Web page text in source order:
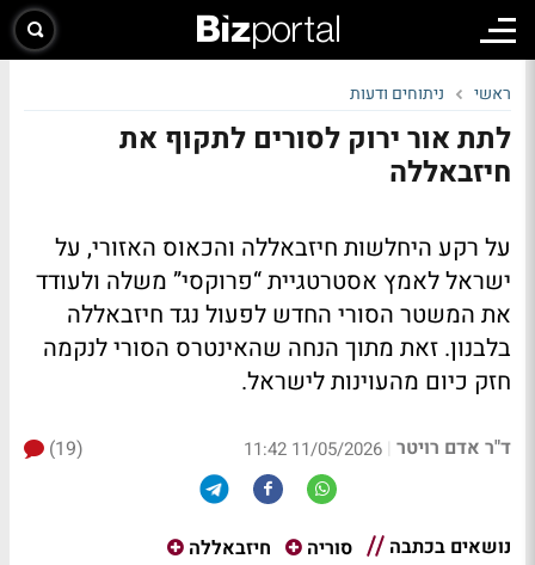
ראשי ניתוחים ודעות
לתת אור ירוק לסורים לתקוף את
חיזבאללה
על רקע היחלשות חיזבאללה והכאוס האזורי, על
ישראל לאמץ אסטרטגיית “פרוקסי” משלה ולעודד
את המשטר הסורי החדש לפעול נגד חיזבאללה
בלבנון. זאת מתוך הנחה שהאינטרס הסורי לנקמה
חזק כיום מהעוינות לישראל.
ד"ר אדם רויטר |
11/05/2026 11:42
(19)
נושאים בכתבה סוריה חיזבאללה